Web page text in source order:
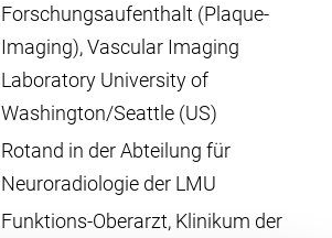
Forschungsaufenthalt (Plaque-
Imaging), Vascular Imaging
Laboratory University of
Washington/Seattle (US)
Rotand in der Abteilung für
Neuroradiologie der LMU
Funktions-Oberarzt, Klinikum der